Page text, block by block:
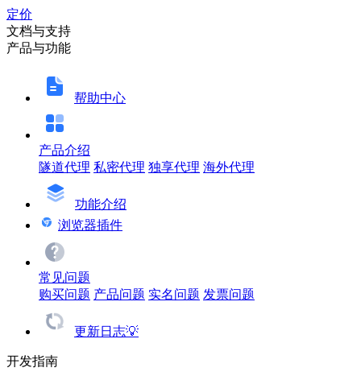
定价
文档与支持
产品与功能
帮助中心
产品介绍
隧道代理 私密代理 独享代理 海外代理
功能介绍
浏览器插件
常见问题
购买问题 产品问题 实名问题 发票问题
更新日志💡
开发指南